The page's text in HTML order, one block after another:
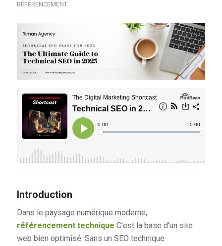
RÉFÉRENCEMENT
Introduction
Dans le paysage numérique moderne,
référencement technique C'est la base d'un site
web bien optimisé. Sans un SEO technique